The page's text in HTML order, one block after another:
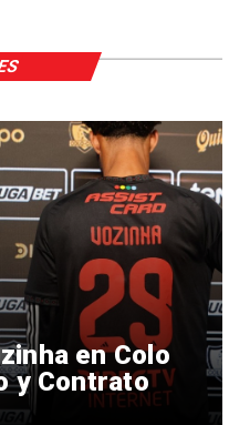
en Colo
y Contrato